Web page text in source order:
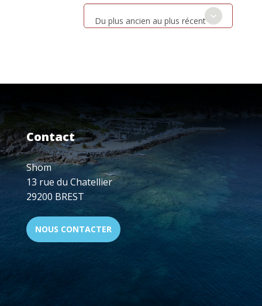
Du plus ancien au plus récent
Contact
Shom
13 rue du Chatellier
29200 BREST
NOUS CONTACTER